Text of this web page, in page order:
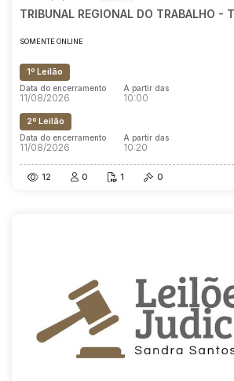
TRIBUNAL REGIONAL DO TRABALHO -
SOMENTE ONLINE
1º Leilão
Data do encerramento
11/08/2026
A partir das
10:00
2º Leilão
Data do encerramento
11/08/2026
A partir das
10:20
12 0 1 0